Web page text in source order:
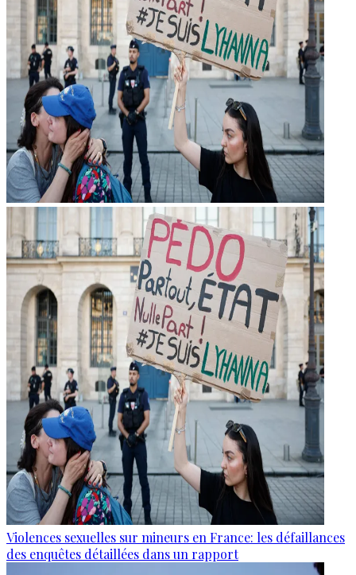
Violences sexuelles sur mineurs en France: les défaillances
des enquêtes détaillées dans un rapport